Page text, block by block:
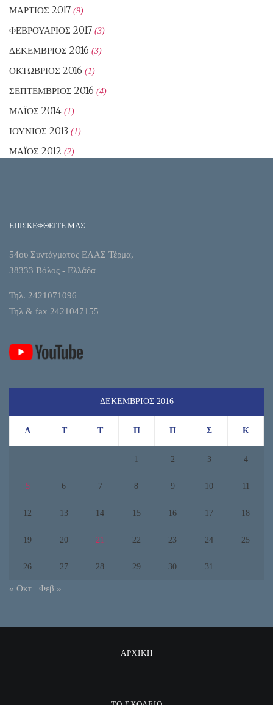
ΜΆΡΤΙΟΣ 2017 (9)
ΦΕΒΡΟΥΆΡΙΟΣ 2017 (3)
ΔΕΚΈΜΒΡΙΟΣ 2016 (3)
ΟΚΤΏΒΡΙΟΣ 2016 (1)
ΣΕΠΤΈΜΒΡΙΟΣ 2016 (4)
ΜΆΙΟΣ 2014 (1)
ΙΟΎΝΙΟΣ 2013 (1)
ΜΆΙΟΣ 2012 (2)
ΕΠΙΣΚΕΦΘΕΙΤΕ ΜΑΣ
54ου Συντάγματος ΕΛΑΣ Τέρμα,
38333 Βόλος - Ελλάδα
Τηλ. 2421071096
Τηλ & fax 2421047155
ΔΕΚΈΜΒΡΙΟΣ 2016
Δ Τ Τ Π Π Σ Κ
1 2 3 4
5 6 7 8 9 10 11
12 13 14 15 16 17 18
19 20 21 22 23 24 25
26 27 28 29 30 31
« Οκτ Φεβ »
ΑΡΧΙΚΗ